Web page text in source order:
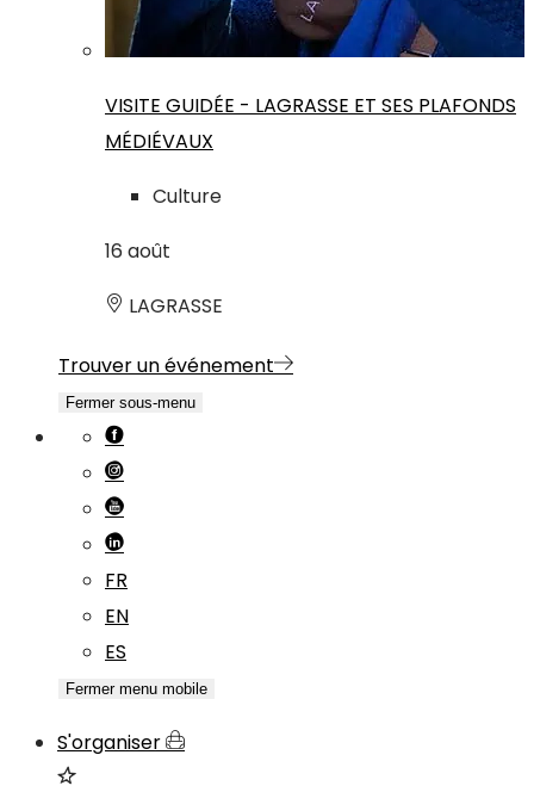
VISITE GUIDÉE - LAGRASSE ET SES PLAFONDS
MÉDIÉVAUX
Culture
16 août
LAGRASSE
Trouver un événement
Fermer sous-menu
FR
EN
ES
Fermer menu mobile
S'organiser